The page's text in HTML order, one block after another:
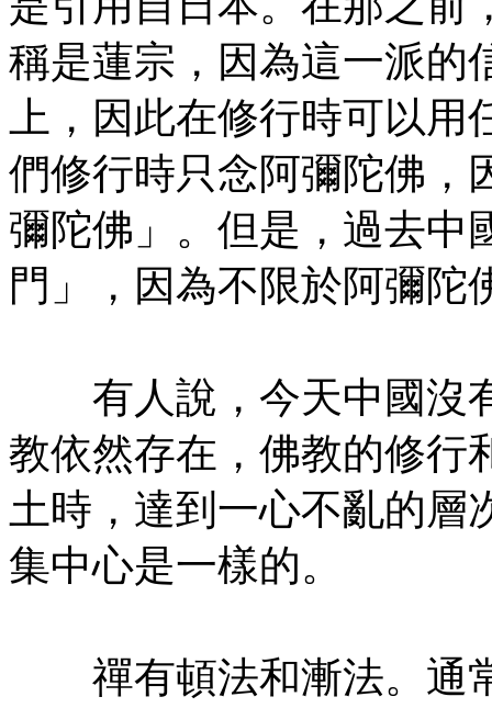
稱是蓮宗，因為這一派的
上，因此在修行時可以
們修行時只念阿彌陀佛，
彌陀佛」。但是，過去中
門」，因為不限於阿彌陀
有人說，今天中國沒
教依然存在，佛教的修行
土時，達到一心不亂的層
集中心是一樣的。
禪有頓法和漸法。通